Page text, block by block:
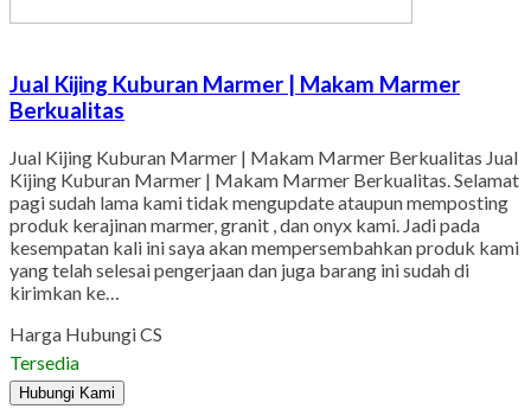
Jual Kijing Kuburan Marmer | Makam Marmer
Berkualitas
Jual Kijing Kuburan Marmer | Makam Marmer Berkualitas Jual
Kijing Kuburan Marmer | Makam Marmer Berkualitas. Selamat
pagi sudah lama kami tidak mengupdate ataupun memposting
produk kerajinan marmer, granit , dan onyx kami. Jadi pada
kesempatan kali ini saya akan mempersembahkan produk kami
yang telah selesai pengerjaan dan juga barang ini sudah di
kirimkan ke…
Harga Hubungi CS
Tersedia
Hubungi Kami